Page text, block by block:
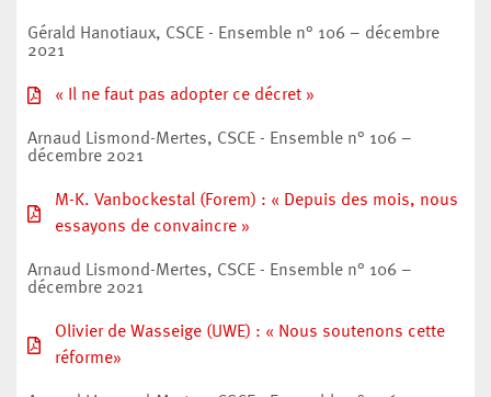
Gérald Hanotiaux, CSCE - Ensemble n° 106 – décembre
2021
« Il ne faut pas adopter ce décret »
Arnaud Lismond-Mertes, CSCE - Ensemble n° 106 –
décembre 2021
M-K. Vanbockestal (Forem) : « Depuis des mois, nous
essayons de convaincre »
Arnaud Lismond-Mertes, CSCE - Ensemble n° 106 –
décembre 2021
Olivier de Wasseige (UWE) : « Nous soutenons cette
réforme»